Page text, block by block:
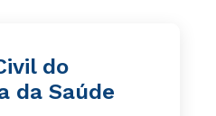
do
da Saúde